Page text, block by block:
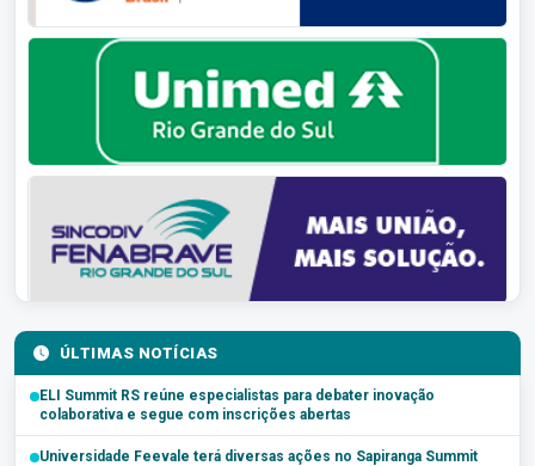
ÚLTIMAS NOTÍCIAS
ELI Summit RS reúne especialistas para debater inovação
colaborativa e segue com inscrições abertas
Universidade Feevale terá diversas ações no Sapiranga Summit